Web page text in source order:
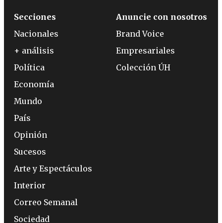
Secciones
Nacionales
+ análisis
Política
Economía
Mundo
País
Opinión
Sucesos
Arte y Espectáculos
Interior
Correo Semanal
Sociedad
Anuncie con nosotros
Brand Voice
Empresariales
Colección ÚH